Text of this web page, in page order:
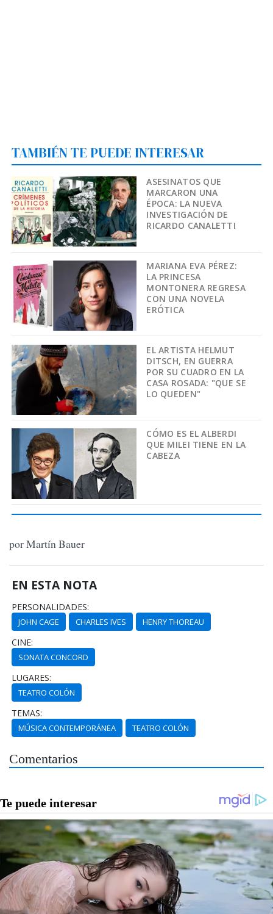
TAMBIÉN TE PUEDE INTERESAR
ASESINATOS QUE
MARCARON UNA
ÉPOCA: LA NUEVA
INVESTIGACIÓN DE
RICARDO CANALETTI
MARIANA EVA PÉREZ:
LA PRINCESA
MONTONERA REGRESA
CON UNA NOVELA
ERÓTICA
EL ARTISTA HELMUT
DITSCH, EN GUERRA
POR SU CUADRO EN LA
CASA ROSADA: "QUE SE
LO QUEDEN"
CÓMO ES EL ALBERDI
QUE MILEI TIENE EN LA
CABEZA
por Martín Bauer
EN ESTA NOTA
PERSONALIDADES:
JOHN CAGE CHARLES IVES HENRY THOREAU
CINE:
SONATA CONCORD
LUGARES:
TEATRO COLÓN
TEMAS:
MÚSICA CONTEMPORÁNEA TEATRO COLÓN
Comentarios